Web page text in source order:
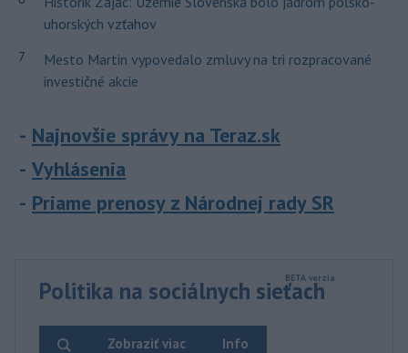
uhorských vzťahov
7
Mesto Martin vypovedalo zmluvy na tri rozpracované
investičné akcie
Najnovšie správy na Teraz.sk
Vyhlásenia
Priame prenosy z Národnej rady SR
Politika na sociálnych sieťach
Info
Zobraziť viac